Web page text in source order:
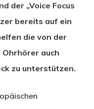
der „Voice Focus
bereits auf ein
die von der
auch
zu unterstützen.